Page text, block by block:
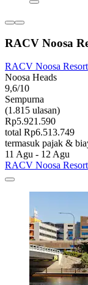
RACV Noosa
RACV Noosa Resort
Noosa Heads
9,6/10
Sempurna
(1.815 ulasan)
Rp5.921.590
total Rp6.513.749
termasuk pajak &
11 Agu - 12 Agu
RACV Noosa Resort